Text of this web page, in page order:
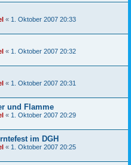
« 1. Oktober 2007 20:33
« 1. Oktober 2007 20:32
« 1. Oktober 2007 20:31
und Flamme
« 1. Oktober 2007 20:29
im DGH
« 1. Oktober 2007 20:25